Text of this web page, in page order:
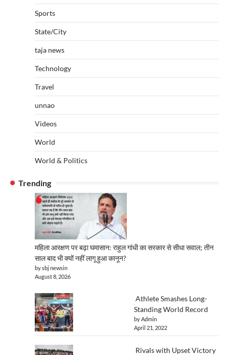
Sports
State/City
taja news
Technology
Travel
unnao
Videos
World
World & Politics
Trending
महिला आरक्षण पर बढ़ा घमासान: राहुल गांधी का सरकार से सीधा सवाल; तीन
साल बाद भी क्यों नहीं लागू हुआ कानून?
by sbj newsin
August 8, 2026
Athlete Smashes Long-
Standing World Record
by Admin
April 21, 2022
Rivals with Upset Victory